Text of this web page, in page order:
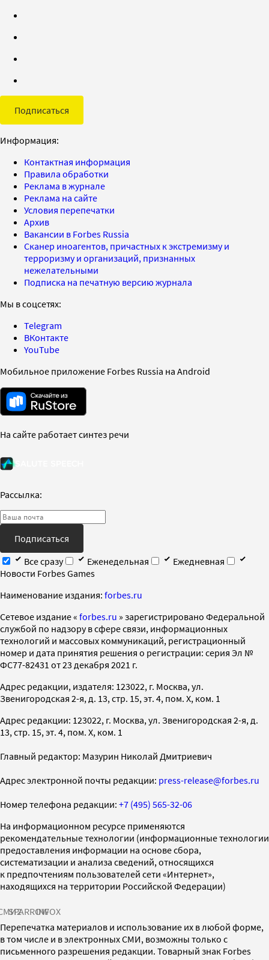
Подписаться
Информация:
Контактная информация
Правила обработки
Реклама в журнале
Реклама на сайте
Условия перепечатки
Архив
Вакансии в Forbes Russia
Сканер иноагентов, причастных к экстремизму и
терроризму и организаций, признанных
нежелательными
Подписка на печатную версию журнала
Мы в соцсетях:
Telegram
ВКонтакте
YouTube
Мобильное приложение Forbes Russia на Android
На сайте работает синтез речи
Рассылка:
Подписаться
Все сразу
Еженедельная
Ежедневная
Новости Forbes Games
Наименование издания: forbes.ru
Cетевое издание « forbes.ru » зарегистрировано Федеральной
службой по надзору в сфере связи, информационных
технологий и массовых коммуникаций, регистрационный
номер и дата принятия решения о регистрации: серия Эл №
ФС77-82431 от 23 декабря 2021 г.
Адрес редакции, издателя: 123022, г. Москва, ул.
Звенигородская 2-я, д. 13, стр. 15, эт. 4, пом. X, ком. 1
Адрес редакции: 123022, г. Москва, ул. Звенигородская 2-я, д.
13, стр. 15, эт. 4, пом. X, ком. 1
Главный редактор: Мазурин Николай Дмитриевич
Адрес электронной почты редакции: press-release@forbes.ru
Номер телефона редакции: +7 (495) 565-32-06
На информационном ресурсе применяются
рекомендательные технологии (информационные технологии
предоставления информации на основе сбора,
систематизации и анализа сведений, относящихся
к предпочтениям пользователей сети «Интернет»,
находящихся на территории Российской Федерации)
SPARROWINFOX
Перепечатка материалов и использование их в любой форме,
в том числе и в электронных СМИ, возможны только с
письменного разрешения редакции. Товарный знак Forbes